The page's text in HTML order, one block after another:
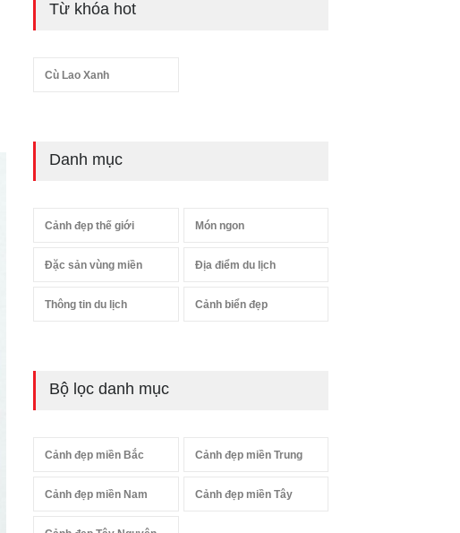
Từ khóa hot
Cù Lao Xanh
Danh mục
Cảnh đẹp thế giới Món ngon
Đặc sản vùng miền Địa điểm du lịch
Thông tin du lịch Cảnh biển đẹp
Bộ lọc danh mục
Cảnh đẹp miền Bắc Cảnh đẹp miền Trung
Cảnh đẹp miền Nam Cảnh đẹp miền Tây